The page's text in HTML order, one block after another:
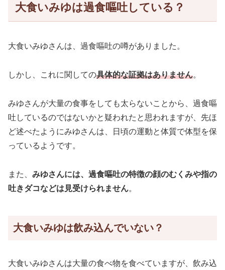
大食いみゆは過食嘔吐している？
大食いみゆさんは、過食嘔吐の噂がありました。
しかし、これに関しての具体的な証拠はありません。
みゆさんが大量の食事をしても太らないことから、過食嘔
吐しているのではないかと疑われたと思われますが、先ほ
ど述べたようにみゆさんは、日頃の運動と体質で体型を保
っているようです。
また、 みゆさんには、過食嘔吐の特徴の顔のむくみや指の
吐きダコなどは見受けられません。
大食いみゆは飲み込んでいない？
大食いみゆさんは大量の食べ物を食べていますが、飲み込